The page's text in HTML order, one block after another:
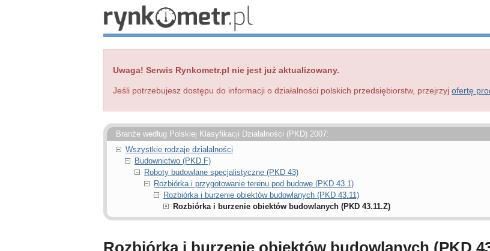
Uwaga! Serwis Rynkometr.pl nie jest już aktualizowany.
Jeśli potrzebujesz dostępu do informacji o działalności polskich przedsiębiorstw, przejrzyj ofertę
Branże według Polskiej Klasyfikacji Działalności (PKD) 2007:
Wszystkie rodzaje działalności
Budownictwo (PKD F)
Roboty budowlane specjalistyczne (PKD 43)
Rozbiórka i przygotowanie terenu pod budowę (PKD 43.1)
Rozbiórka i burzenie obiektów budowlanych (PKD 43.11)
Rozbiórka i burzenie obiektów budowlanych (PKD 43.11.Z)
Rozbiórka i burzenie obiektów budowlanych (PKD